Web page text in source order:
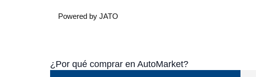
Powered by JATO
¿Por qué comprar en AutoMarket?